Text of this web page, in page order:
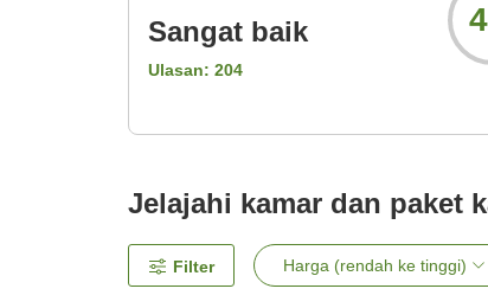
Sangat baik
Ulasan: 204
Jelajahi kamar dan paket
Filter Harga (rendah ke tinggi)